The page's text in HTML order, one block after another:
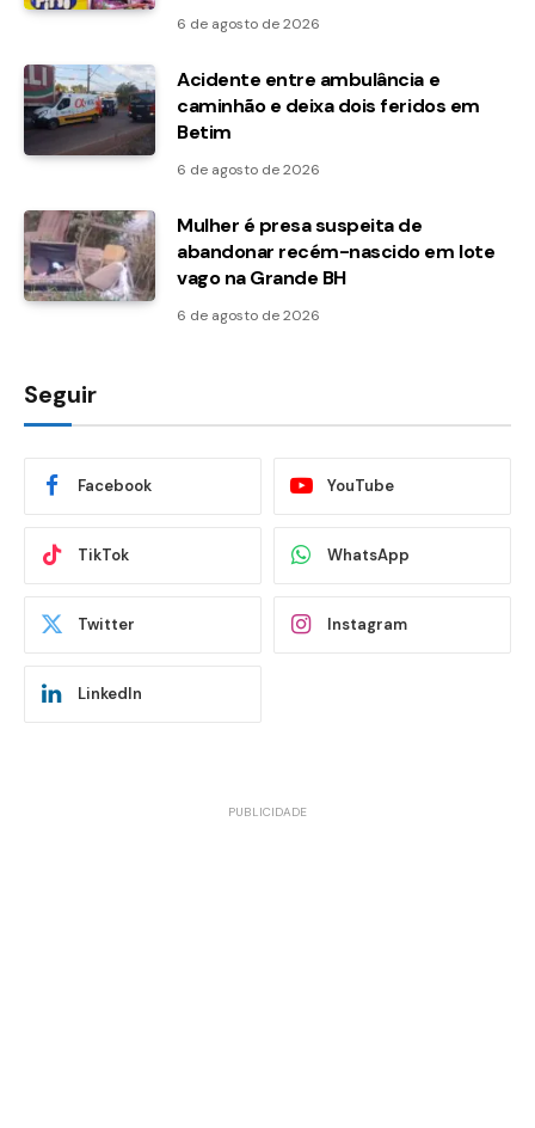
6 de agosto de 2026
Acidente entre ambulância e
caminhão e deixa dois feridos em
Betim
6 de agosto de 2026
Mulher é presa suspeita de
abandonar recém-nascido em lote
vago na Grande BH
6 de agosto de 2026
Seguir
Facebook YouTube
TikTok WhatsApp
Twitter Instagram
LinkedIn